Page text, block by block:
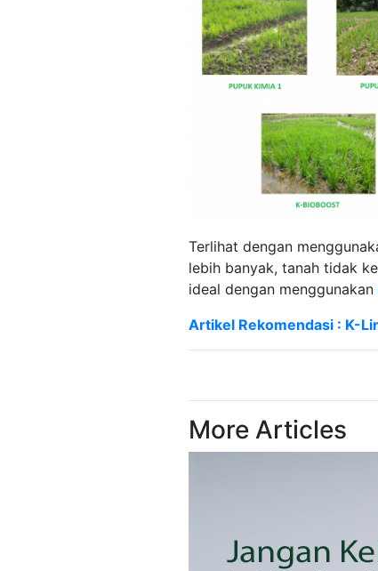
Terlihat dengan
lebih banyak, tanah tidak
ideal dengan menggunakan
Artikel Rekomendasi : K-
More Articles